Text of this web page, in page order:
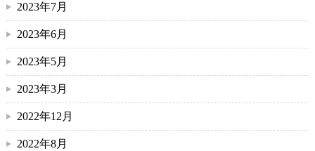
2023年7月
2023年6月
2023年5月
2023年3月
2022年12月
2022年8月